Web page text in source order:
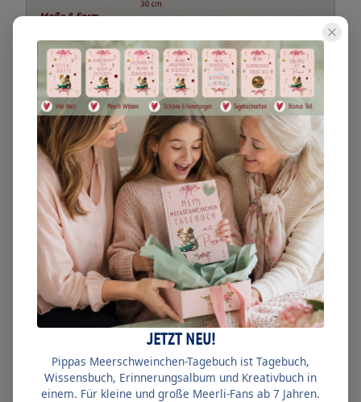
Meerschweinchen Fleeceliner S
29,90€inkl. USt.
In den Warenkorb
Lieblingsprodukt speichern
JETZT NEU!
Pippas Meerschweinchen-Tagebuch ist Tagebuch,
Wissensbuch, Erinnerungsalbum und Kreativbuch in
einem. Für kleine und große Meerli-Fans ab 7 Jahren.